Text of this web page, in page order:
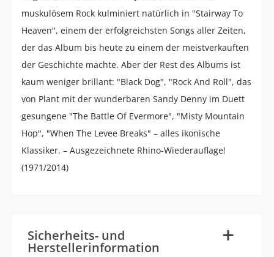
muskulösem Rock kulminiert natürlich in "Stairway To
Heaven", einem der erfolgreichsten Songs aller Zeiten,
der das Album bis heute zu einem der meistverkauften
der Geschichte machte. Aber der Rest des Albums ist
kaum weniger brillant: "Black Dog", "Rock And Roll", das
von Plant mit der wunderbaren Sandy Denny im Duett
gesungene "The Battle Of Evermore", "Misty Mountain
Hop", "When The Levee Breaks" – alles ikonische
Klassiker. – Ausgezeichnete Rhino-Wiederauflage!
(1971/2014)
Sicherheits- und
Herstellerinformation +
-